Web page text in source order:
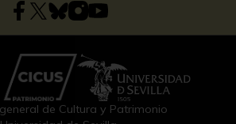
de Cultura y Patrimonio